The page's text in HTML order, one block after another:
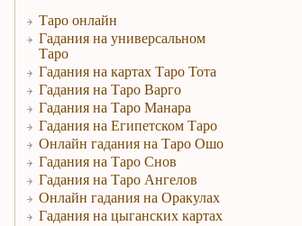
Таро онлайн
Гадания на универсальном
Таро
Гадания на картах Таро Тота
Гадания на Таро Варго
Гадания на Таро Манара
Гадания на Египетском Таро
Онлайн гадания на Таро Ошо
Гадания на Таро Снов
Гадания на Таро Ангелов
Онлайн гадания на Оракулах
Гадания на цыганских картах